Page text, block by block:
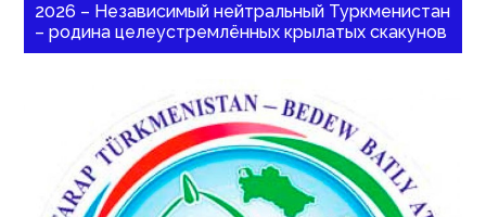
2026 – Независимый нейтральный Туркменистан
– родина целеустремлённых крылатых скакунов